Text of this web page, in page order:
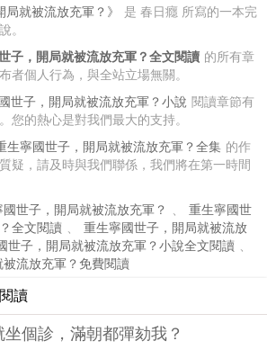
局就被流放充軍？》
是 春日癮 所寫的一本完
。
子，開局就被流放充軍？全文閱讀 的所有章
者個人行為，與全站立場無關。
世子，開局就被流放充軍？小說 閱讀章節有
您的熱心是對我們最大的支持。
生寧國世子，開局就被流放充軍？全集 的作
疑，請及時與我們聯係，我們將在第一時間
國世子，開局就被流放充軍？ 、
重生寧國世
全文閱讀 、
重生寧國世子，開局就被流放
世子，開局就被流放充軍？小說全文閱讀 、
流放充軍？免費閱讀
讀
個診，滿朝都彈劾我？